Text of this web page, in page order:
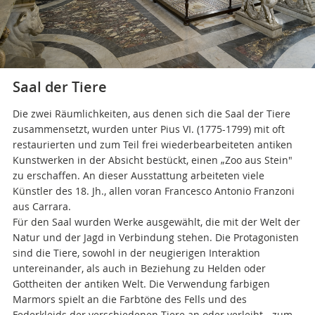
Saal der Tiere
Die zwei Räumlichkeiten, aus denen sich die Saal der Tiere
zusammensetzt, wurden unter Pius VI. (1775-1799) mit oft
restaurierten und zum Teil frei wiederbearbeiteten antiken
Kunstwerken in der Absicht bestückt, einen „Zoo aus Stein"
zu erschaffen. An dieser Ausstattung arbeiteten viele
Künstler des 18. Jh., allen voran Francesco Antonio Franzoni
aus Carrara.
Für den Saal wurden Werke ausgewählt, die mit der Welt der
Natur und der Jagd in Verbindung stehen. Die Protagonisten
sind die Tiere, sowohl in der neugierigen Interaktion
untereinander, als auch in Beziehung zu Helden oder
Gottheiten der antiken Welt. Die Verwendung farbigen
Marmors spielt an die Farbtöne des Fells und des